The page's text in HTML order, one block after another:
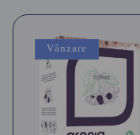
Vânzare